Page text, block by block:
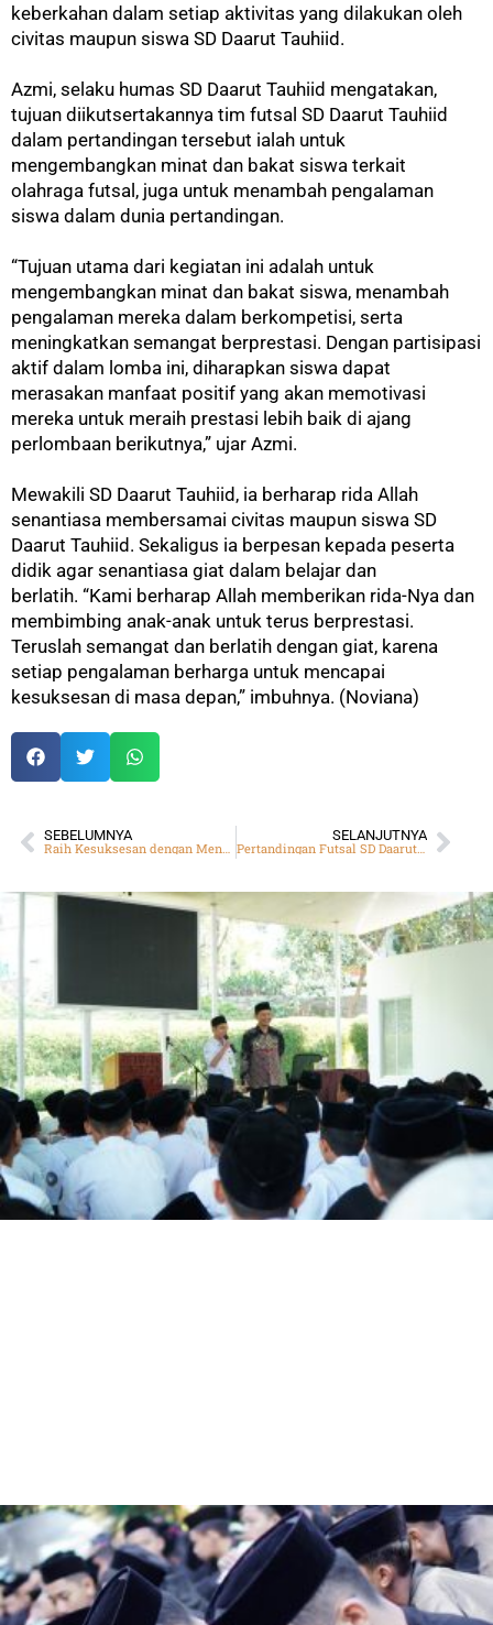
keberkahan dalam setiap aktivitas yang dilakukan oleh
civitas maupun siswa SD Daarut Tauhiid.
Azmi, selaku humas SD Daarut Tauhiid mengatakan,
tujuan diikutsertakannya tim futsal SD Daarut Tauhiid
dalam pertandingan tersebut ialah untuk
mengembangkan minat dan bakat siswa terkait
olahraga futsal, juga untuk menambah pengalaman
siswa dalam dunia pertandingan.
“Tujuan utama dari kegiatan ini adalah untuk
mengembangkan minat dan bakat siswa, menambah
pengalaman mereka dalam berkompetisi, serta
meningkatkan semangat berprestasi. Dengan partisipasi
aktif dalam lomba ini, diharapkan siswa dapat
merasakan manfaat positif yang akan memotivasi
mereka untuk meraih prestasi lebih baik di ajang
perlombaan berikutnya,” ujar Azmi.
Mewakili SD Daarut Tauhiid, ia berharap rida Allah
senantiasa membersamai civitas maupun siswa SD
Daarut Tauhiid. Sekaligus ia berpesan kepada peserta
didik agar senantiasa giat dalam belajar dan
berlatih. “Kami berharap Allah memberikan rida-Nya dan
membimbing anak-anak untuk terus berprestasi.
Teruslah semangat dan berlatih dengan giat, karena
setiap pengalaman berharga untuk mencapai
kesuksesan di masa depan,” imbuhnya. (Noviana)
SEBELUMNYA
Raih Kesuksesan dengan Menggali Potensi Diri
SELANJUTNYA
Pertandingan Futsal SD Daarut Tauhiid